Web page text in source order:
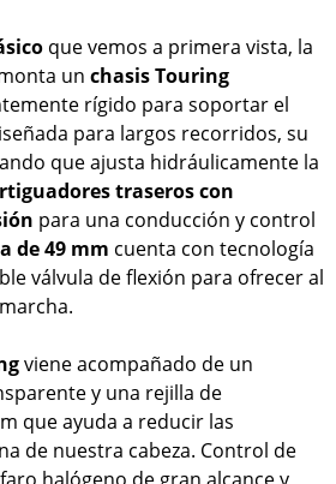
que vemos a primera vista, la
un chasis Touring
rígido para soportar el
para largos recorridos, su
que ajusta hidráulicamente la
traseros con
para una conducción y control
de 49 mm cuenta con tecnología
válvula de flexión para ofrecer al
viene acompañado de un
y una rejilla de
que ayuda a reducir las
de nuestra cabeza. Control de